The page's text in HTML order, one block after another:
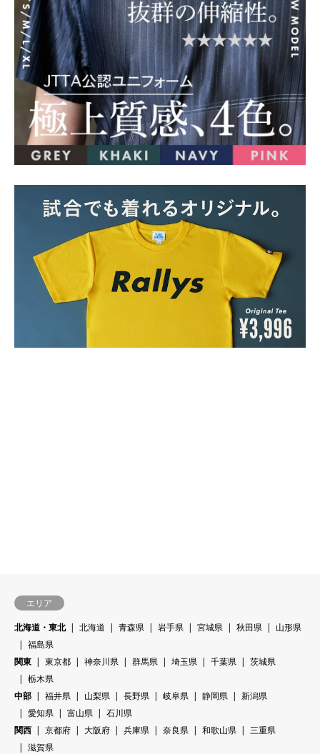
エリア
北海道・東北
北海道 青森県 岩手県 宮城県 秋田県
山形県
福島県
関東
東京都 神奈川県 群馬県 埼玉県 千葉県
茨城県
栃木県
中部
福井県 山梨県 長野県 岐阜県 静岡県
新潟県
愛知県
富山県
石川県
関西
京都府 大阪府 兵庫県 奈良県 和歌山県
三重県
滋賀県